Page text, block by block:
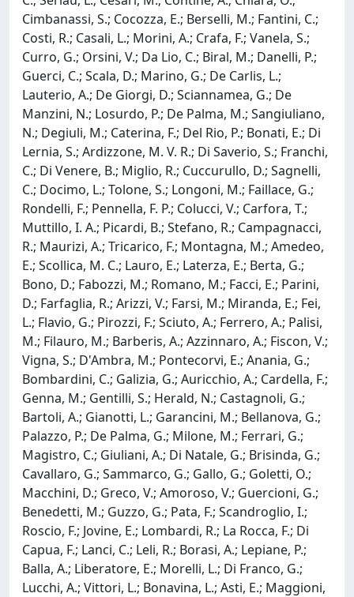
Cimbanassi, S.; Cocozza, E.; Berselli, M.; Fantini, C.;
Costi, R.; Casali, L.; Morini, A.; Crafa, F.; Vanela, S.;
Curro, G.; Orsini, V.; Da Lio, C.; Biral, M.; Danelli, P.;
Guerci, C.; Scala, D.; Marino, G.; De Carlis, L.;
Lauterio, A.; De Giorgi, D.; Sciannamea, G.; De
Manzini, N.; Losurdo, P.; De Palma, M.; Sangiuliano,
N.; Degiuli, M.; Caterina, F.; Del Rio, P.; Bonati, E.; Di
Lernia, S.; Ardizzone, M. V. R.; Di Saverio, S.; Franchi,
C.; Di Venere, B.; Miglio, R.; Cuccurullo, D.; Sagnelli,
C.; Docimo, L.; Tolone, S.; Longoni, M.; Faillace, G.;
Rondelli, F.; Pennella, F. P.; Colucci, V.; Carfora, T.;
Muttillo, I. A.; Picardi, B.; Stefano, R.; Campagnacci,
R.; Maurizi, A.; Tricarico, F.; Montagna, M.; Amedeo,
E.; Scollica, M. C.; Lauro, E.; Laterza, E.; Berta, G.;
Bono, D.; Fabozzi, M.; Romano, M.; Facci, E.; Parini,
D.; Farfaglia, R.; Arizzi, V.; Farsi, M.; Miranda, E.; Fei,
L.; Flavio, G.; Pirozzi, F.; Sciuto, A.; Ferrero, A.; Palisi,
M.; Filauro, M.; Barberis, A.; Azzinnaro, A.; Fiscon, V.;
Vigna, S.; D'Ambra, M.; Pontecorvi, E.; Anania, G.;
Bombardini, C.; Galizia, G.; Auricchio, A.; Cardella, F.;
Genna, M.; Gentilli, S.; Herald, N.; Castagnoli, G.;
Bartoli, A.; Gianotti, L.; Garancini, M.; Bellanova, G.;
Palazzo, P.; De Palma, G.; Milone, M.; Ferrari, G.;
Magistro, C.; Giuliani, A.; Di Natale, G.; Brisinda, G.;
Cavallaro, G.; Sammarco, G.; Gallo, G.; Goletti, O.;
Macchini, D.; Greco, V.; Amoroso, V.; Guercioni, G.;
Benedetti, M.; Guzzo, G.; Pata, F.; Scandroglio, I.;
Roscio, F.; Jovine, E.; Lombardi, R.; La Rocca, F.; Di
Capua, F.; Lanci, C.; Leli, R.; Borasi, A.; Lepiane, P.;
Balla, A.; Liberatore, E.; Morelli, L.; Di Franco, G.;
Lucchi, A.; Vittori, L.; Bonavina, L.; Asti, E.; Maggioni,